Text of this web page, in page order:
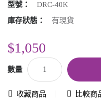
型號：
DRC-40K
庫存狀態：
有現貨
$1,050
數量
收藏商品 比較商